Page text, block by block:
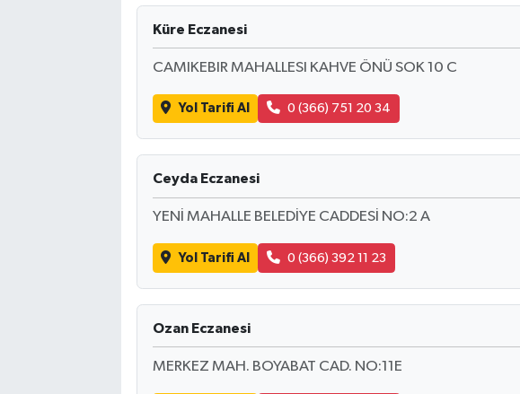
Küre Eczanesi
CAMIKEBIR MAHALLESI KAHVE ÖNÜ SOK 10 C
Yol Tarifi Al 0 (366) 751 20 34
Ceyda Eczanesi
YENİ MAHALLE BELEDİYE CADDESİ NO:2 A
Yol Tarifi Al 0 (366) 392 11 23
Ozan Eczanesi
MERKEZ MAH. BOYABAT CAD. NO:11E